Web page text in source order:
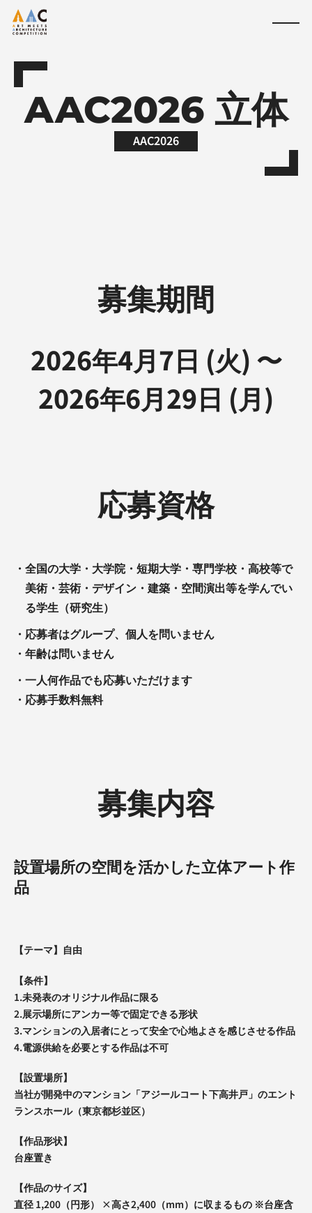
AAC2026 立体
AAC2026
募集期間
2026年4月7日 (火) 〜
2026年6月29日 (月)
応募資格
・全国の大学・大学院・短期大学・専門学校・高校等で
美術・芸術・デザイン・建築・空間演出等を学んでい
る学生（研究生）
・ 応募者はグループ、個人を問いません
・年齢は問いません
・一人何作品でも応募いただけます
・ 応募手数料無料
募集内容
設置場所の空間を活かした立体アート作
品
【テーマ】自由
【条件】
1.未発表のオリジナル作品に限る
2.展示場所にアンカー等で固定できる形状
3.マンションの入居者にとって安全で心地よさを感じさせる作品
4.電源供給を必要とする作品は不可
【設置場所】
当社が開発中のマンション「アジールコート下高井戸」のエント
ランスホール（東京都杉並区）
【作品形状】
台座置き
【作品のサイズ】
直径 1,200（円形） ×高さ2,400（mm）に収まるもの ※台座含